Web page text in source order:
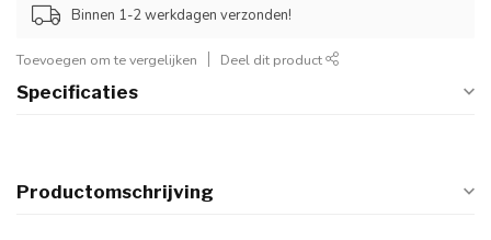
Binnen 1-2 werkdagen verzonden!
Toevoegen om te vergelijken Deel dit product
Specificaties
Productomschrijving